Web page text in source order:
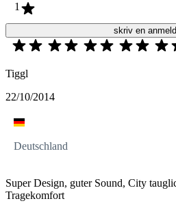
1
skriv en
Tiggl
22/10/2014
Deutschland
Super Design, guter Sound, City
Tragekomfort